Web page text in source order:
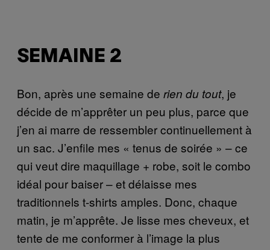
SEMAINE 2
Bon, après une semaine de rien du tout, je
décide de m’apprêter un peu plus, parce que
j’en ai marre de ressembler continuellement à
un sac. J’enfile mes « tenus de soirée » – ce
qui veut dire maquillage + robe, soit le combo
idéal pour baiser – et délaisse mes
traditionnels t-shirts amples. Donc, chaque
matin, je m’apprête. Je lisse mes cheveux, et
tente de me conformer à l’image la plus